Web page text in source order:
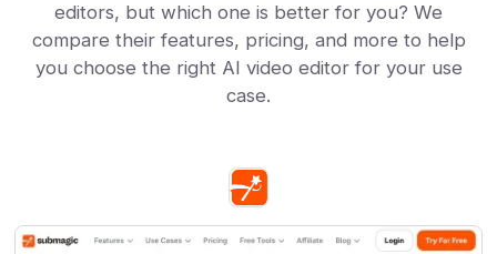
editors, but which one is better for you? We
compare their features, pricing, and more to help
you choose the right AI video editor for your use
case.